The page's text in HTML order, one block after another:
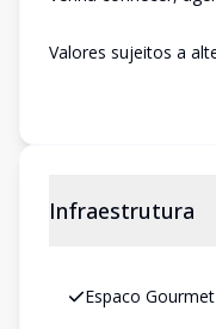
Valores sujeitos a
Infraestrutura
Espaco Gourmet